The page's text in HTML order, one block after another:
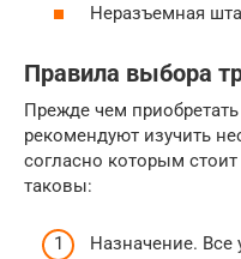
Неразъемная
Правила выбора
Прежде чем
рекомендуют изучить
согласно которым
таковы:
Назначение. Все